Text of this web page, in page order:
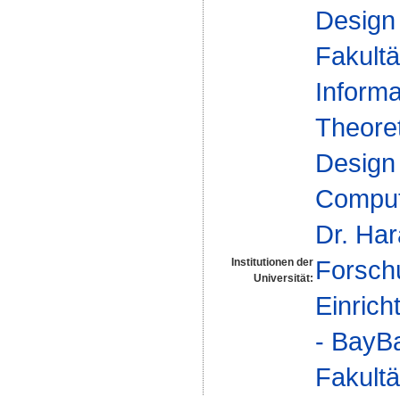
Institutionen der
Universität:
Dr.
-